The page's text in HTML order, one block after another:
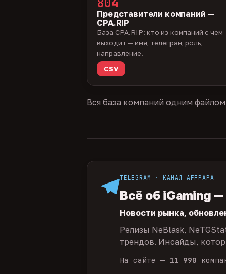
Представители компаний —
CPA.RIP
База CPA.RIP: кто из компаний с чем
выходит — имя, телеграм, роль,
направление.
CSV
Вся база компаний одним
TELEGRAM · КАНАЛ AFFPAPA
Всё об iGaming
Новости рынка,
Релизы NeBlask,
трендов. Инсайды,
На сайте — 11 990